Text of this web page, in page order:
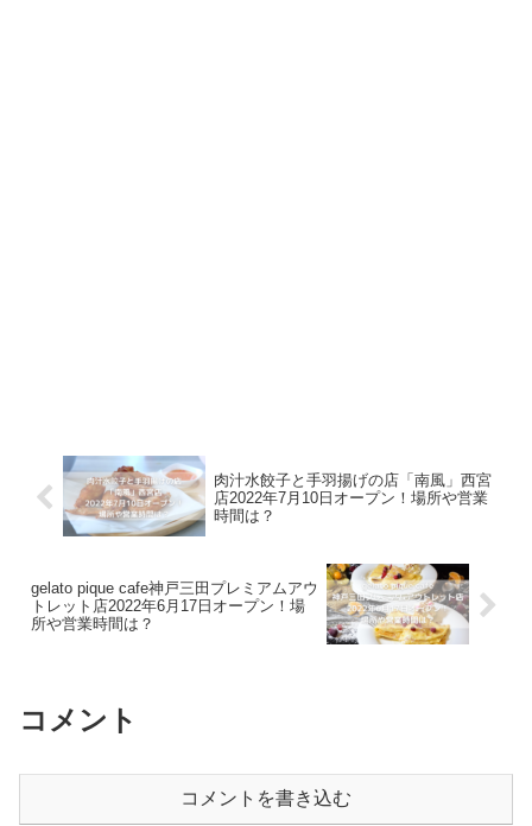
肉汁水餃子と手羽揚げの店「南風」西宮
店2022年7月10日オープン！場所や営業
時間は？
gelato pique cafe神戸三田プレミアムアウ
トレット店2022年6月17日オープン！場
所や営業時間は？
コメント
コメントを書き込む